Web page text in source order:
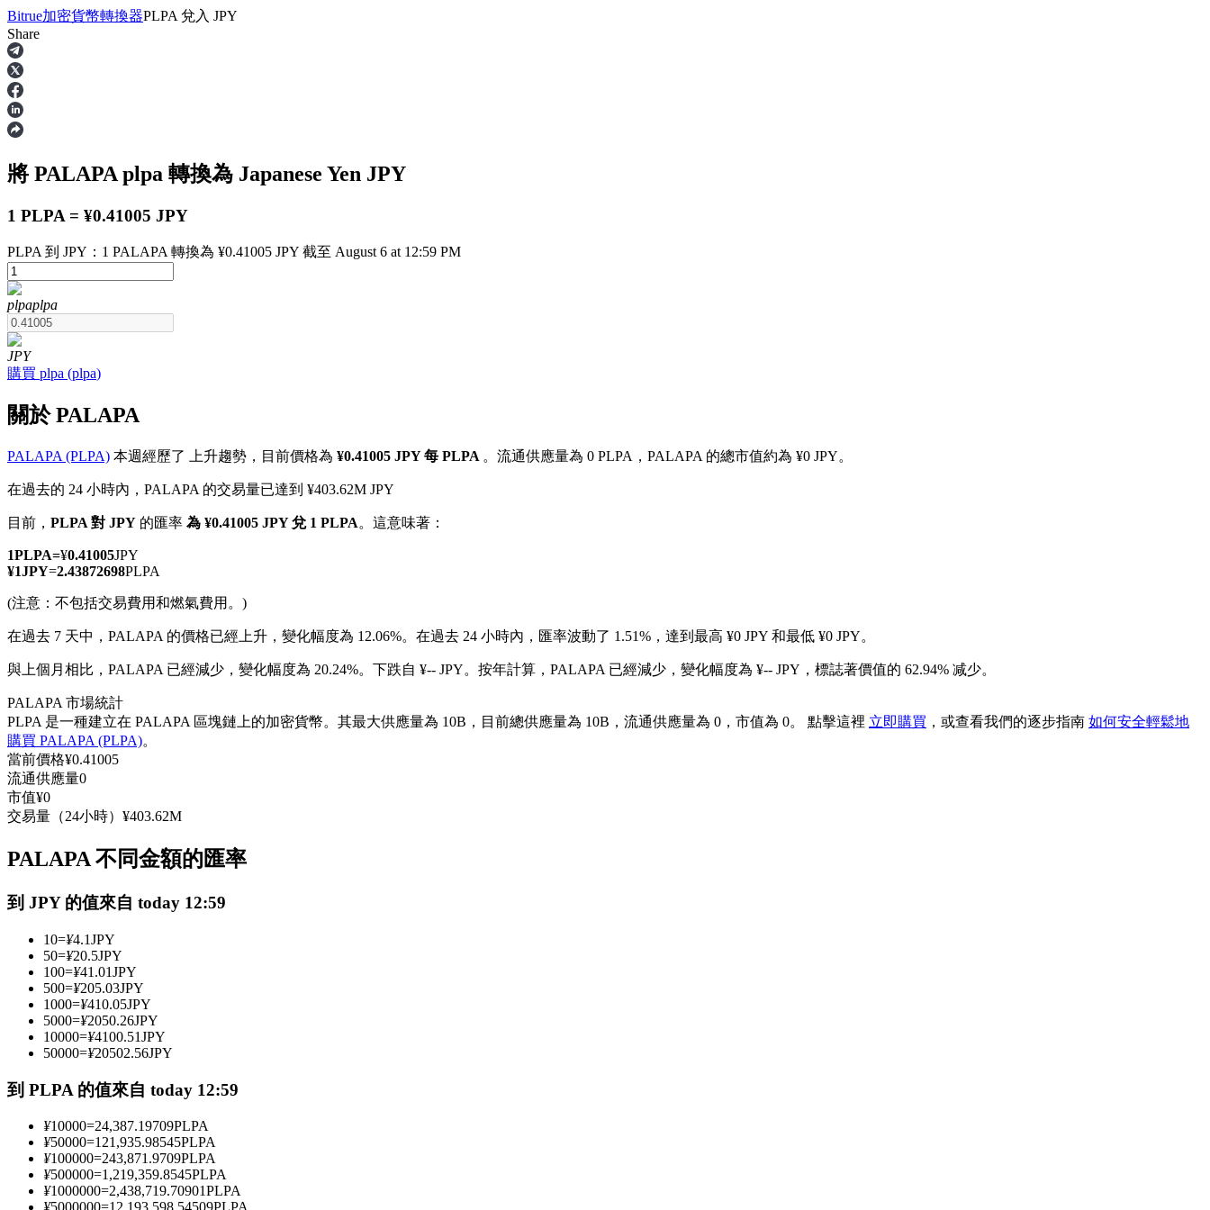
合約
多種以USDT結算的永續合約
TradFi
美股、外匯、貴金屬及大宗商品衍生性商品
USDC永續
多種以USDC結算的永續合約
跟單
與頂尖交易專家同行
Bitrue加密貨幣轉換器PLPA 兌入 JPY
Share
將 PALAPA plpa 轉換為 Japanese Yen JPY
1 PLPA = ¥0.41005 JPY
PLPA 到 JPY：1 PALAPA 轉換為 ¥0.41005 JPY 截至 August 6 at 12:59 PM
plpaplpa
JPY
購買 plpa (plpa)
關於 PALAPA
PALAPA (PLPA) 本週經歷了 上升趨勢，目前價格為 ¥0.41005 JPY 每 PLPA 。流通供應量為 0 PLPA，PALAPA 的總市值約為 ¥0 JPY。
在過去的 24 小時內，PALAPA 的交易量已達到 ¥403.62M JPY
目前， PLPA 對 JPY 的匯率 為 ¥0.41005 JPY 兌 1 PLPA。這意味著：
1PLPA=¥0.41005JPY
¥1JPY=2.43872698PLPA
(注意：不包括交易費用和燃氣費用。)
在過去 7 天中，PALAPA 的價格已經上升，變化幅度為 12.06%。 在過去 24 小時內，匯率波動了 1.51%，達到最高 ¥0 JPY 和最低 ¥0 JPY。
與上個月相比，PALAPA 已經減少，變化幅度為 20.24%。下跌自 ¥-- JPY。 按年計算，PALAPA 已經減少，變化幅度為 ¥-- JPY，標誌著價值的 62.94% 减少。
PALAPA 市場統計
PLPA 是一種建立在 PALAPA 區塊鏈上的加密貨幣。其最大供應量為 10B，目前總供應量為 10B，流通供應量為 0，市值為 0。 點擊這裡 立即購買 ，或查看我們的逐步指南 如何安全輕鬆地
購買 PALAPA (PLPA)。
當前價格¥0.41005
流通供應量0
市值¥0
交易量（24小時） ¥403.62M
PALAPA 不同金額的匯率
到 JPY 的值來自 today 12:59
10=¥4.1JPY
50=¥20.5JPY
100=¥41.01JPY
500=¥205.03JPY
1000=¥410.05JPY
5000=¥2050.26JPY
10000=¥4100.51JPY
50000=¥20502.56JPY
到 PLPA 的值來自 today 12:59
¥10000=24,387.19709PLPA
¥50000=121,935.98545PLPA
¥100000=243,871.9709PLPA
¥500000=1,219,359.8545PLPA
¥1000000=2,438,719.70901PLPA